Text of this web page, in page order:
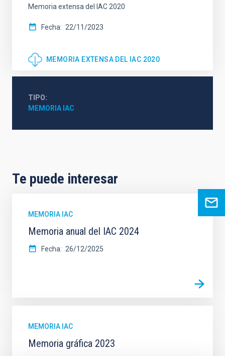
Memoria extensa del IAC 2020
Fecha 22/11/2023
MEMORIA EXTENSA DEL IAC 2020
TIPO
MEMORIA IAC
Te puede interesar
MEMORIA IAC
Memoria anual del IAC 2024
Fecha 26/12/2025
MEMORIA IAC
Memoria gráfica 2023